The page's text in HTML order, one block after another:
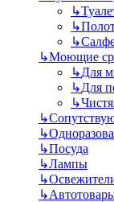
↳
↳
↳
↳Моющие
↳Для
↳Для
↳
↳
↳
↳Посуда
↳Лампы
↳
↳